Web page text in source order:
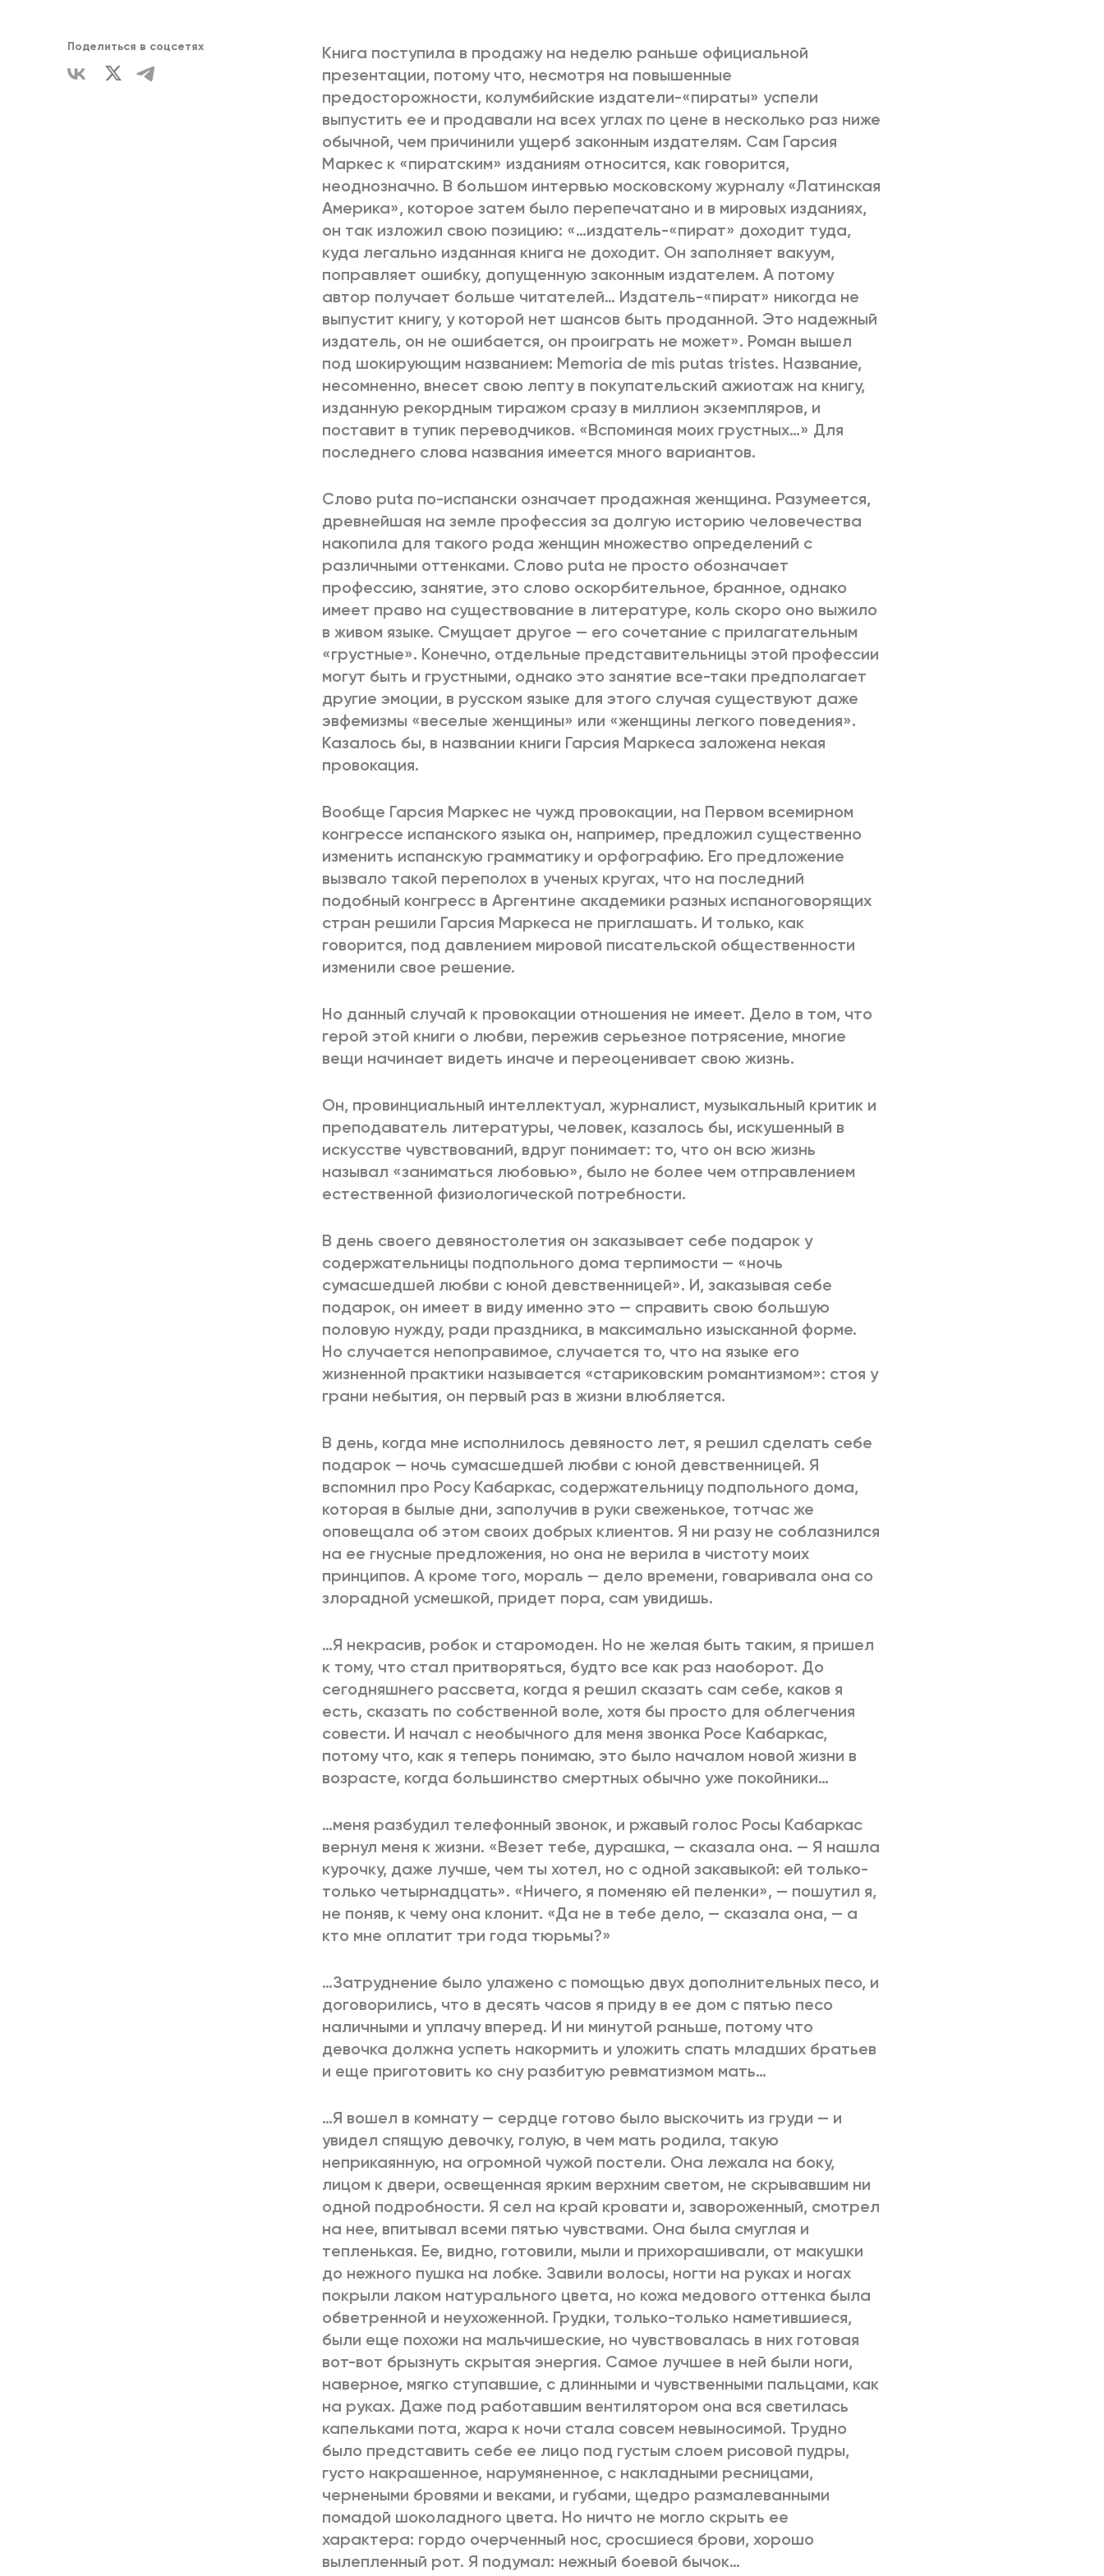
ПОДРОБНЕЕ
ВСЕ КНИГИ
Поделиться в соцсетях
Книга поступила в продажу на неделю раньше официальной
презентации, потому что, несмотря на повышенные
предосторожности, колумбийские издатели-«пираты» успели
выпустить ее и продавали на всех углах по цене в несколько раз ниже
обычной, чем причинили ущерб законным издателям. Сам Гарсия
Маркес к «пиратским» изданиям относится, как говорится,
неоднозначно. В большом интервью московскому журналу «Латинская
Америка», которое затем было перепечатано и в мировых изданиях,
он так изложил свою позицию: «…издатель-«пират» доходит туда,
куда легально изданная книга не доходит. Он заполняет вакуум,
поправляет ошибку, допущенную законным издателем. А потому
автор получает больше читателей… Издатель-«пират» никогда не
выпустит книгу, у которой нет шансов быть проданной. Это надежный
издатель, он не ошибается, он проиграть не может». Роман вышел
под шокирующим названием: Memoria de mis putas tristes. Название,
несомненно, внесет свою лепту в покупательский ажиотаж на книгу,
изданную рекордным тиражом сразу в миллион экземпляров, и
поставит в тупик переводчиков. «Вспоминая моих грустных…» Для
последнего слова названия имеется много вариантов.
Слово puta по-испански означает продажная женщина. Разумеется,
древнейшая на земле профессия за долгую историю человечества
накопила для такого рода женщин множество определений с
различными оттенками. Слово puta не просто обозначает
профессию, занятие, это слово оскорбительное, бранное, однако
имеет право на существование в литературе, коль скоро оно выжило
в живом языке. Смущает другое — его сочетание с прилагательным
«грустные». Конечно, отдельные представительницы этой профессии
могут быть и грустными, однако это занятие все-таки предполагает
другие эмоции, в русском языке для этого случая существуют даже
эвфемизмы «веселые женщины» или «женщины легкого поведения».
Казалось бы, в названии книги Гарсия Маркеса заложена некая
провокация.
Вообще Гарсия Маркес не чужд провокации, на Первом всемирном
конгрессе испанского языка он, например, предложил существенно
изменить испанскую грамматику и орфографию. Его предложение
вызвало такой переполох в ученых кругах, что на последний
подобный конгресс в Аргентине академики разных испаноговорящих
стран решили Гарсия Маркеса не приглашать. И только, как
говорится, под давлением мировой писательской общественности
изменили свое решение.
Но данный случай к провокации отношения не имеет. Дело в том, что
герой этой книги о любви, пережив серьезное потрясение, многие
вещи начинает видеть иначе и переоценивает свою жизнь.
Он, провинциальный интеллектуал, журналист, музыкальный критик и
преподаватель литературы, человек, казалось бы, искушенный в
искусстве чувствований, вдруг понимает: то, что он всю жизнь
называл «заниматься любовью», было не более чем отправлением
естественной физиологической потребности.
В день своего девяностолетия он заказывает себе подарок у
содержательницы подпольного дома терпимости — «ночь
сумасшедшей любви с юной девственницей». И, заказывая себе
подарок, он имеет в виду именно это — справить свою большую
половую нужду, ради праздника, в максимально изысканной форме.
Но случается непоправимое, случается то, что на языке его
жизненной практики называется «стариковским романтизмом»: стоя у
грани небытия, он первый раз в жизни влюбляется.
В день, когда мне исполнилось девяносто лет, я решил сделать себе
подарок — ночь сумасшедшей любви с юной девственницей. Я
вспомнил про Росу Кабаркас, содержательницу подпольного дома,
которая в былые дни, заполучив в руки свеженькое, тотчас же
оповещала об этом своих добрых клиентов. Я ни разу не соблазнился
на ее гнусные предложения, но она не верила в чистоту моих
принципов. А кроме того, мораль — дело времени, говаривала она со
злорадной усмешкой, придет пора, сам увидишь.
…Я некрасив, робок и старомоден. Но не желая быть таким, я пришел
к тому, что стал притворяться, будто все как раз наоборот. До
сегодняшнего рассвета, когда я решил сказать сам себе, каков я
есть, сказать по собственной воле, хотя бы просто для облегчения
совести. И начал с необычного для меня звонка Росе Кабаркас,
потому что, как я теперь понимаю, это было началом новой жизни в
возрасте, когда большинство смертных обычно уже покойники…
…меня разбудил телефонный звонок, и ржавый голос Росы Кабаркас
вернул меня к жизни. «Везет тебе, дурашка, — сказала она. — Я нашла
курочку, даже лучше, чем ты хотел, но с одной закавыкой: ей только-
только четырнадцать». «Ничего, я поменяю ей пеленки», — пошутил я,
не поняв, к чему она клонит. «Да не в тебе дело, — сказала она, — а
кто мне оплатит три года тюрьмы?»
…Затруднение было улажено с помощью двух дополнительных песо, и
договорились, что в десять часов я приду в ее дом с пятью песо
наличными и уплачу вперед. И ни минутой раньше, потому что
девочка должна успеть накормить и уложить спать младших братьев
и еще приготовить ко сну разбитую ревматизмом мать…
…Я вошел в комнату — сердце готово было выскочить из груди — и
увидел спящую девочку, голую, в чем мать родила, такую
неприкаянную, на огромной чужой постели. Она лежала на боку,
лицом к двери, освещенная ярким верхним светом, не скрывавшим ни
одной подробности. Я сел на край кровати и, завороженный, смотрел
на нее, впитывал всеми пятью чувствами. Она была смуглая и
тепленькая. Ее, видно, готовили, мыли и прихорашивали, от макушки
до нежного пушка на лобке. Завили волосы, ногти на руках и ногах
покрыли лаком натурального цвета, но кожа медового оттенка была
обветренной и неухоженной. Грудки, только-только наметившиеся,
были еще похожи на мальчишеские, но чувствовалась в них готовая
вот-вот брызнуть скрытая энергия. Самое лучшее в ней были ноги,
наверное, мягко ступавшие, с длинными и чувственными пальцами, как
на руках. Даже под работавшим вентилятором она вся светилась
капельками пота, жара к ночи стала совсем невыносимой. Трудно
было представить себе ее лицо под густым слоем рисовой пудры,
густо накрашенное, нарумяненное, с накладными ресницами,
чернеными бровями и веками, и губами, щедро размалеванными
помадой шоколадного цвета. Но ничто не могло скрыть ее
характера: гордо очерченный нос, сросшиеся брови, хорошо
вылепленный рот. Я подумал: нежный боевой бычок…